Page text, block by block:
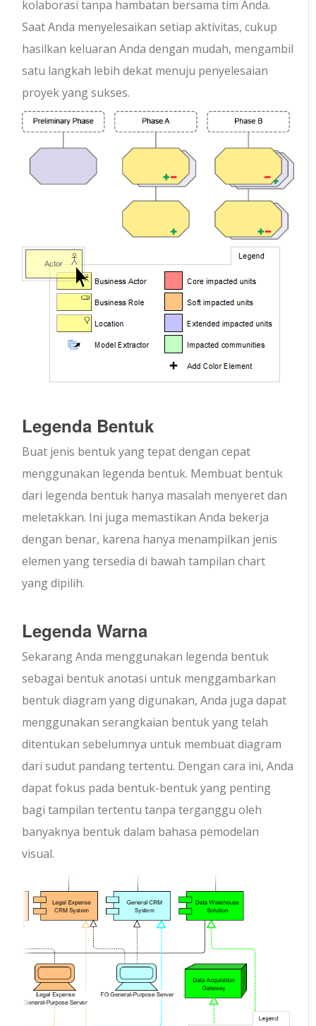
kolaborasi tanpa hambatan bersama tim Anda.
Saat Anda menyelesaikan setiap aktivitas, cukup
hasilkan keluaran Anda dengan mudah, mengambil
satu langkah lebih dekat menuju penyelesaian
proyek yang sukses.
Legenda Bentuk
Buat jenis bentuk yang tepat dengan cepat
menggunakan legenda bentuk. Membuat bentuk
dari legenda bentuk hanya masalah menyeret dan
meletakkan. Ini juga memastikan Anda bekerja
dengan benar, karena hanya menampilkan jenis
elemen yang tersedia di bawah tampilan chart
yang dipilih.
Legenda Warna
Sekarang Anda menggunakan legenda bentuk
sebagai bentuk anotasi untuk menggambarkan
bentuk diagram yang digunakan, Anda juga dapat
menggunakan serangkaian bentuk yang telah
ditentukan sebelumnya untuk membuat diagram
dari sudut pandang tertentu. Dengan cara ini, Anda
dapat fokus pada bentuk-bentuk yang penting
bagi tampilan tertentu tanpa terganggu oleh
banyaknya bentuk dalam bahasa pemodelan
visual.